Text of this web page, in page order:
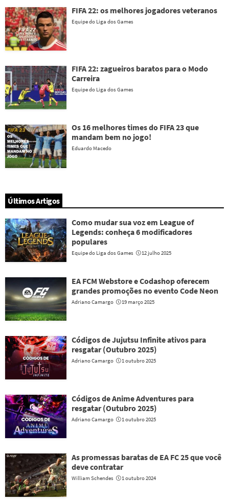
FIFA 22: os melhores jogadores veteranos
Equipe do Liga dos Games
FIFA 22: zagueiros baratos para o Modo
Carreira
Equipe do Liga dos Games
Os 16 melhores times do FIFA 23 que
mandam bem no jogo!
Eduardo Macedo
Últimos Artigos
Como mudar sua voz em League of
Legends: conheça 6 modificadores
populares
Equipe do Liga dos Games 12 julho 2025
EA FCM Webstore e Codashop oferecem
grandes promoções no evento Code Neon
Adriano Camargo 19 março 2025
Códigos de Jujutsu Infinite ativos para
resgatar (Outubro 2025)
Adriano Camargo 1 outubro 2025
Códigos de Anime Adventures para
resgatar (Outubro 2025)
Adriano Camargo 1 outubro 2025
As promessas baratas de EA FC 25 que você
deve contratar
William Schendes 1 outubro 2024